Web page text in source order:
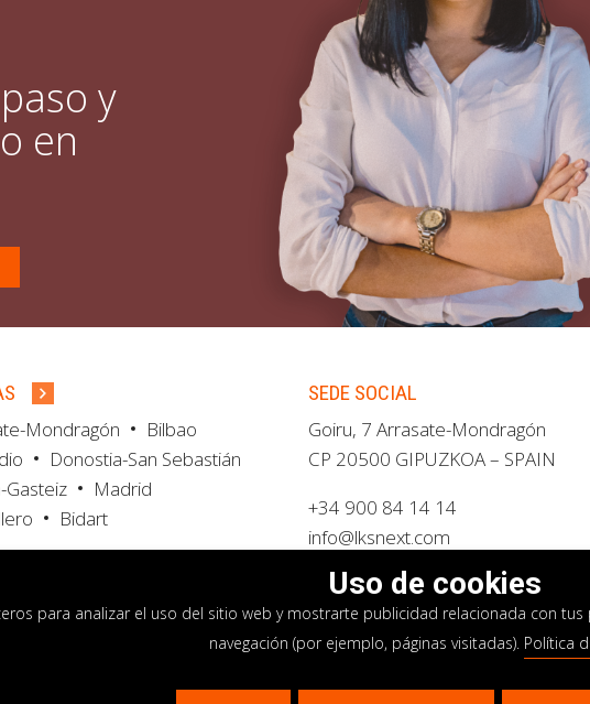
y
en
Mondragón
Bilbao
Donostia-San Sebastián
Gasteiz
Madrid
Bidart
SEDE SOCIAL
Goiru, 7 Arrasate-Mondragón
CP 20500 GIPUZKOA – SPAIN
+34 900 84 14 14
info@lksnext.com
Portal de privacidad Política de cookies
Uso de cookies
para analizar el uso del sitio web y mostrarte publicidad relacionada con
navegación (por ejemplo, páginas visitadas). Política